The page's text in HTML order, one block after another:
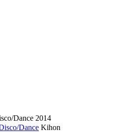
Dance 2014
Dance Kihon